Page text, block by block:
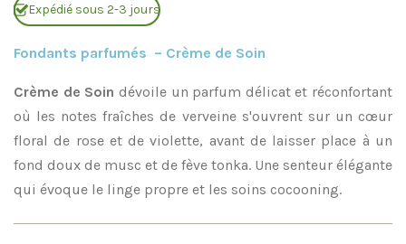
Expédié sous 2-3 jours
Fondants parfumés – Crème de Soin
Crème de Soin dévoile un parfum délicat et réconfortant
où les notes fraîches de verveine s'ouvrent sur un cœur
floral de rose et de violette, avant de laisser place à un
fond doux de musc et de fève tonka. Une senteur élégante
qui évoque le linge propre et les soins cocooning.